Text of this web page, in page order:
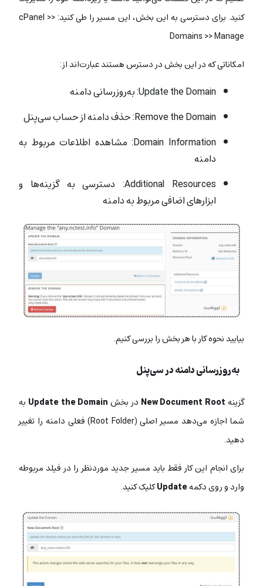
کنید. برای دسترسی به این بخش، این مسیر را طی کنید: cPanel >>
Domains >> Manage
امکاناتی که در این بخش در دسترس هستند عبارت‌اند از:
Update the Domain: به‌روزرسانی دامنه
Remove the Domain: حذف دامنه از حساب سی‌پنل
Domain Information: مشاهده اطلاعات مربوط به
دامنه
Additional Resources: دسترسی به گزینه‌ها و
ابزارهای اضافی مربوط به دامنه
بیایید نحوه کار با هر بخش را بررسی کنیم.
به‌روزرسانی دامنه در سی‌پنل
گزینه‌New Document Root در بخشUpdate the Domain به
شما اجازه می‌دهد مسیر اصلی (Root Folder) فعلی دامنه را تغییر
دهید.
برای انجام این کار فقط باید مسیر جدید موردنظر را در فیلد مربوطه
وارد و روی دکمه‌Updateکلیک کنید.